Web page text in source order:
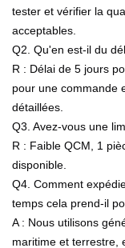
tester et vérifier la
acceptables.
Q2. Qu'en est-il du
R : Délai de 5 jours
pour une commande
détaillées.
Q3. Avez-vous une
R : Faible QCM, 1
disponible.
Q4. Comment
temps cela prend-il
A : Nous utilisons
maritime et terrestre,